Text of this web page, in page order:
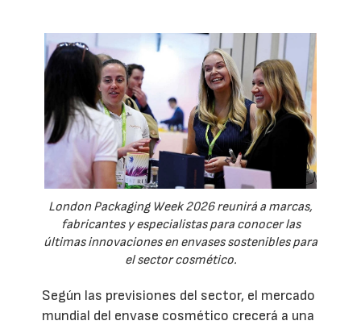
London Packaging Week 2026 reunirá a marcas,
fabricantes y especialistas para conocer las
últimas innovaciones en envases sostenibles para
el sector cosmético.
Según las previsiones del sector, el mercado
mundial del envase cosmético crecerá a una